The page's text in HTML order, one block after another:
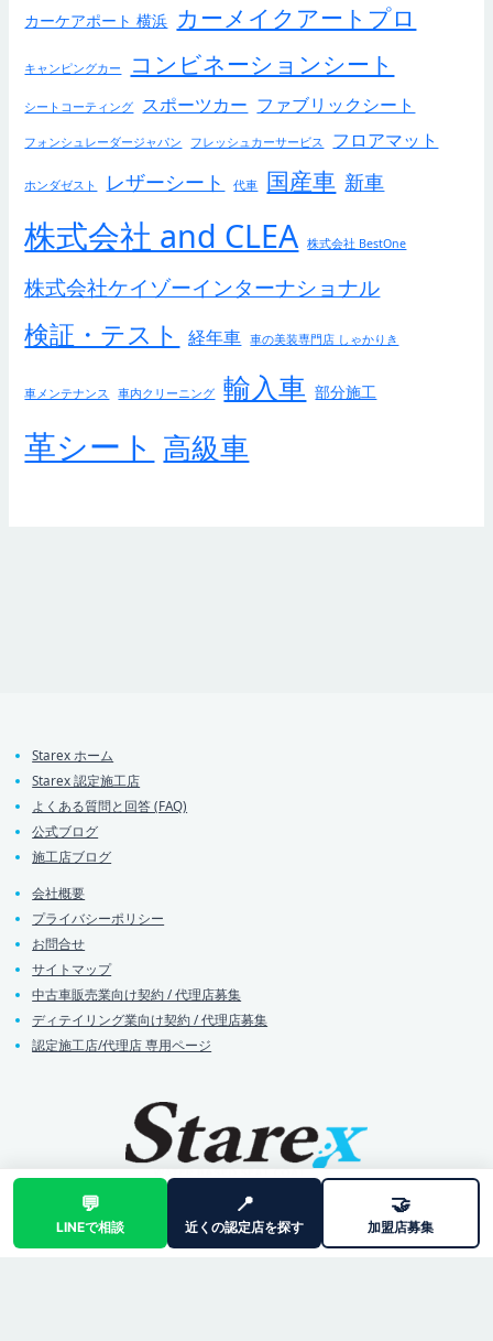
カーケアポート 横浜 カーメイクアートプロ
キャンピングカー コンビネーションシート
シートコーティング スポーツカー ファブリックシート
フォンシュレーダージャパン フレッシュカーサービス フロアマット
ホンダゼスト レザーシート 代車 国産車 新車
株式会社 and CLEA 株式会社 BestOne
株式会社ケイゾーインターナショナル
検証・テスト 経年車 車の美装専門店 しゃかりき
車メンテナンス 車内クリーニング 輸入車 部分施工
革シート 高級車
Starex ホーム
Starex 認定施工店
よくある質問と回答 (FAQ)
公式ブログ
施工店ブログ
会社概要
プライバシーポリシー
お問合せ
サイトマップ
中古車販売業向け契約 / 代理店募集
ディテイリング業向け契約 / 代理店募集
認定施工店/代理店 専用ページ
💬
LINEで相談
📍
近くの認定店を探す
🤝
加盟店募集